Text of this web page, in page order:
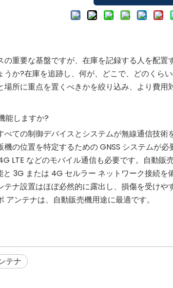
重要な基盤ですが、在庫を記録する人を配
か?在庫を追跡し、何が、どこで、どのく
所に重点を置くべきかを絞り込み、より費用
能しますか?
ての制御デバイスとシステムが無線通信技
の位置を特定するための GNSS システムが
LTE などのモバイル通信も必要です。自動
3G または 4G セルラー ネットワーク接続
ナ設置はほぼ必然的に露出し、損傷を受け
ンテナは、自動販売機用途に最適です。
テナ